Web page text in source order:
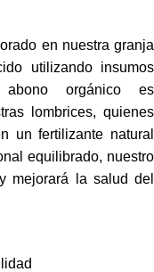
en nuestra granja
utilizando insumos
orgánico es
lombrices, quienes
un fertilizante natural
equilibrado, nuestro
mejorará la salud del